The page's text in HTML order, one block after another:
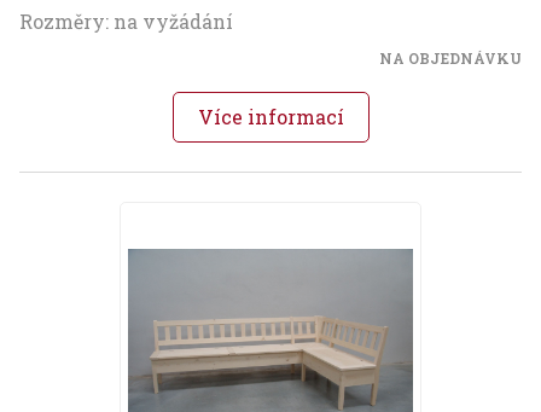
Rozměry: na vyžádání
NA OBJEDNÁVKU
Více informací